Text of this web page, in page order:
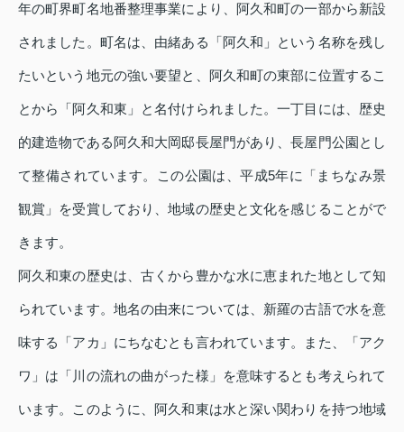
年の町界町名地番整理事業により、阿久和町の一部から新設
されました。町名は、由緒ある「阿久和」という名称を残し
たいという地元の強い要望と、阿久和町の東部に位置するこ
とから「阿久和東」と名付けられました。一丁目には、歴史
的建造物である阿久和大岡邸長屋門があり、長屋門公園とし
て整備されています。この公園は、平成5年に「まちなみ景
観賞」を受賞しており、地域の歴史と文化を感じることがで
きます。
阿久和東の歴史は、古くから豊かな水に恵まれた地として知
られています。地名の由来については、新羅の古語で水を意
味する「アカ」にちなむとも言われています。また、「アク
ワ」は「川の流れの曲がった様」を意味するとも考えられて
います。このように、阿久和東は水と深い関わりを持つ地域